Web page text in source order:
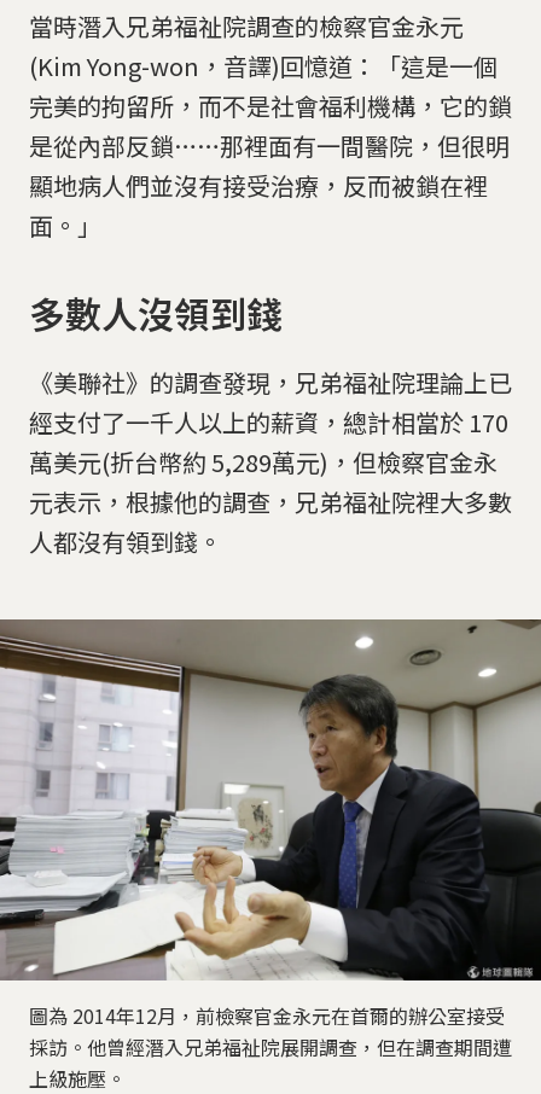
當時潛入兄弟福祉院調查的檢察官金永元
(Kim Yong-won，音譯)回憶道：「這是一個
完美的拘留所，而不是社會福利機構，它的鎖
是從內部反鎖……那裡面有一間醫院，但很明
顯地病人們並沒有接受治療，反而被鎖在裡
面。」
多數人沒領到錢
《美聯社》的調查發現，兄弟福祉院理論上已
經支付了一千人以上的薪資，總計相當於 170
萬美元(折台幣約 5,289萬元)，但檢察官金永
元表示，根據他的調查，兄弟福祉院裡大多數
人都沒有領到錢。
圖為 2014年12月，前檢察官金永元在首爾的辦公室接受
採訪。他曾經潛入兄弟福祉院展開調查，但在調查期間遭
上級施壓。